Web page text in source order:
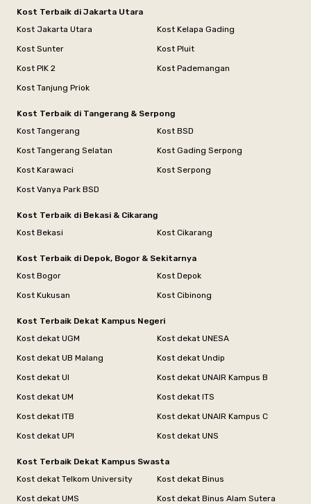
Kost Terbaik di Jakarta Utara
Kost Jakarta Utara
Kost Kelapa Gading
Kost Sunter
Kost Pluit
Kost PIK 2
Kost Pademangan
Kost Tanjung Priok
Kost Terbaik di Tangerang & Serpong
Kost Tangerang
Kost BSD
Kost Tangerang Selatan
Kost Gading Serpong
Kost Karawaci
Kost Serpong
Kost Vanya Park BSD
Kost Terbaik di Bekasi & Cikarang
Kost Bekasi
Kost Cikarang
Kost Terbaik di Depok, Bogor & Sekitarnya
Kost Bogor
Kost Depok
Kost Kukusan
Kost Cibinong
Kost Terbaik Dekat Kampus Negeri
Kost dekat UGM
Kost dekat UNESA
Kost dekat UB Malang
Kost dekat Undip
Kost dekat UI
Kost dekat UNAIR Kampus B
Kost dekat UM
Kost dekat ITS
Kost dekat ITB
Kost dekat UNAIR Kampus C
Kost dekat UPI
Kost dekat UNS
Kost Terbaik Dekat Kampus Swasta
Kost dekat Telkom University
Kost dekat Binus
Kost dekat UMS
Kost dekat Binus Alam Sutera